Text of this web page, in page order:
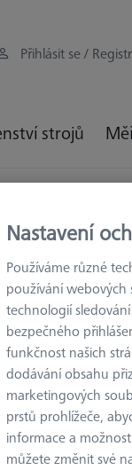
Přihlásit se /
strojů
3D Metrologie
Nastavení
Používáme různé
používání webových
technologií
bezpečného
funkčnost našich
dodávání obsahu
marketingových
prstů prohlížeče,
informace a
můžete změnit své